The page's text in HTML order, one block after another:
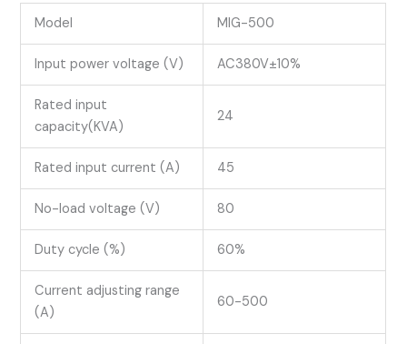
Model MIG-500
Input power voltage (V) AC380V±10%
Rated input
capacity(KVA)
24
Rated input current (A) 45
No-load voltage (V) 80
Duty cycle (%) 60%
Current adjusting range
(A)
60-500